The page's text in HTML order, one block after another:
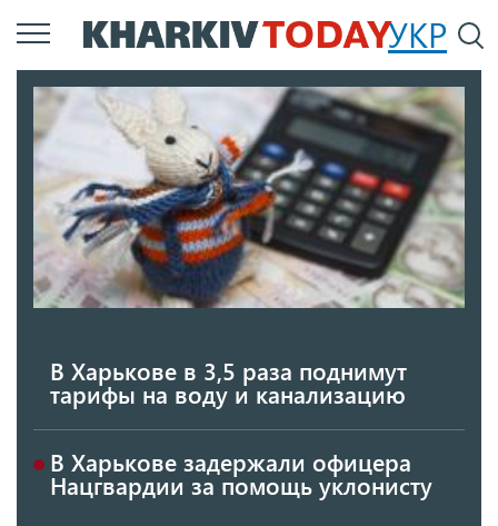
Перейти
к
содержанию
УКР
В Харькове в 3,5 раза поднимут
тарифы на воду и канализацию
В Харькове задержали офицера
Нацгвардии за помощь уклонисту